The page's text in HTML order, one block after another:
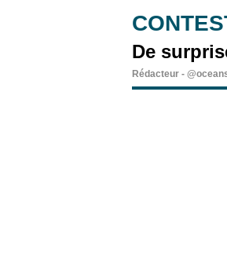
De
Rédacteur -